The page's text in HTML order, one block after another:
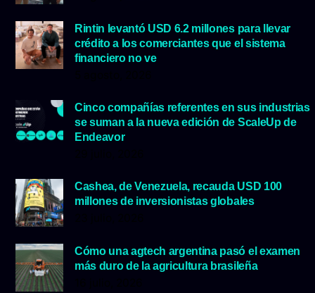
Rintin levantó USD 6.2 millones para llevar
crédito a los comerciantes que el sistema
financiero no ve
Cinco compañías referentes en sus industrias
se suman a la nueva edición de ScaleUp de
Endeavor
Cashea, de Venezuela, recauda USD 100
millones de inversionistas globales
Cómo una agtech argentina pasó el examen
más duro de la agricultura brasileña